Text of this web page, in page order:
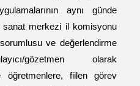
aynı günde
sanat merkezi il komisyonu
ve değerlendirme
gözetmen olarak
öğretmenlere, fiilen görev